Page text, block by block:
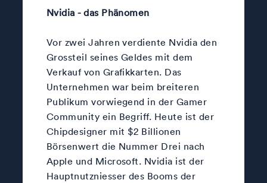
Nvidia - das Phänomen
Vor zwei Jahren verdiente Nvidia den
Grossteil seines Geldes mit dem
Verkauf von Grafikkarten. Das
Unternehmen war beim breiteren
Publikum vorwiegend in der Gamer
Community ein Begriff. Heute ist der
Chipdesigner mit $2 Billionen
Börsenwert die Nummer Drei nach
Apple und Microsoft. Nvidia ist der
Hauptnutzniesser des Booms der